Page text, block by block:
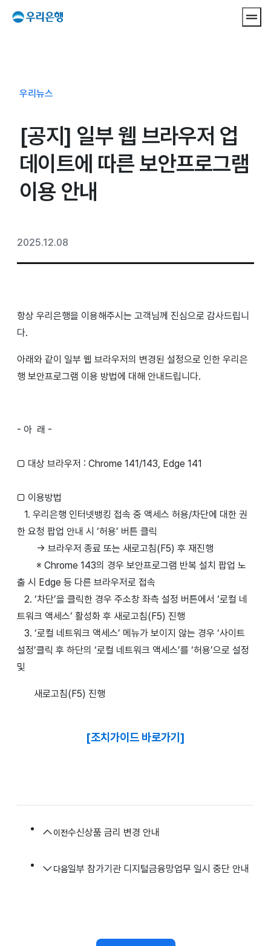
메뉴
우리뉴스
[공지] 일부 웹 브라우저 업
데이트에 따른 보안프로그램
이용 안내
2025.12.08
항상 우리은행을 이용해주시는 고객님께 진심으로 감사드립니
다.
아래와 같이 일부 웹 브라우저의 변경된 설정으로 인한 우리은
행 보안프로그램 이용 방법에 대해 안내드립니다.
- 아 래 -
□ 대상 브라우저 : Chrome 141/143, Edge 141
□ 이용방법
1. 우리은행 인터넷뱅킹 접속 중 액세스 허용/차단에 대한 권
한 요청 팝업 안내 시 ‘허용’ 버튼 클릭
→ 브라우저 종료 또는 새로고침(F5) 후 재진행
※ Chrome 143의 경우 보안프로그램 반복 설치 팝업 노
출 시 Edge 등 다른 브라우저로 접속
2. ‘차단’을 클릭한 경우 주소창 좌측 설정 버튼에서 ‘로컬 네
트워크 액세스’ 활성화 후 새로고침(F5) 진행
3. ‘로컬 네트워크 액세스’ 메뉴가 보이지 않는 경우 ‘사이트
설정’클릭 후 하단의 ‘로컬 네트워크 액세스’를 ‘허용’으로 설정
및
새로고침(F5) 진행
[조치가이드 바로가기]
이전수신상품 금리 변경 안내
다음일부 참가기관 디지털금융망업무 일시 중단 안내